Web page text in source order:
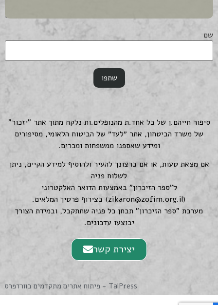
שם
סיפור חייהם.ן של כל אחד.ת מהנופלים.ות נלקח מתוך אתר "יזכור"
של משרד הביטחון, אתר ״לעד״ של הביטוח הלאומי, מסיפורים
ומידע שאספנו ממשפחות ומכרים.
אם מצאת טעות, או אם ברצונך להעיר ולהוסיף למידע הקיים, ניתן
לשלוח פניה
ל"ספר הזיכרון" באמצעות הדואר האלקטרוני
zikaron@zofim.org.il) בצירוף פרטיך המלאים.
מערכת "ספר הזיכרון" תבחן כל פניה שתתקבל, ובמידת הצורך
יבוצעו עדכונים.
יצירת קשר
TalPress - פיתוח אתרים מתקדמים בוורדפרס